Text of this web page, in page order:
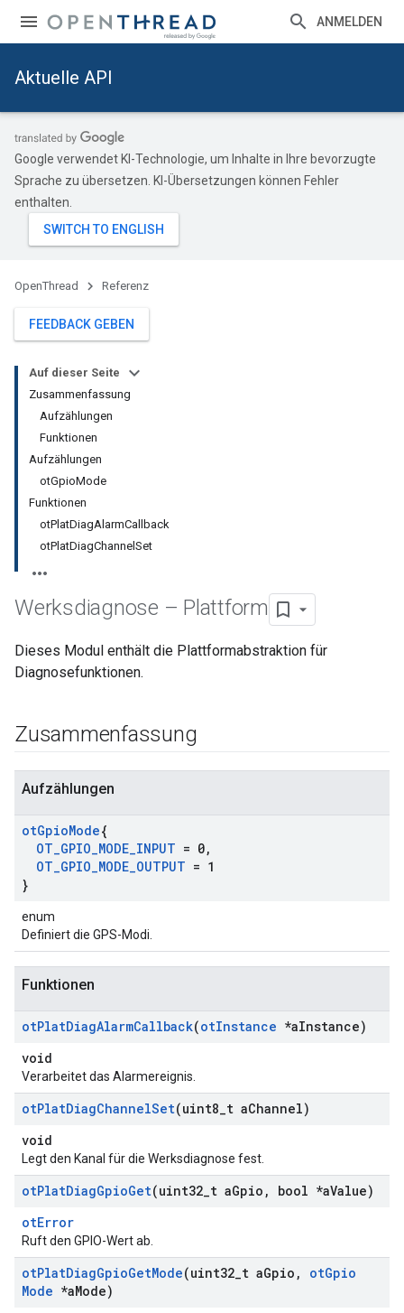
ANMELDEN
Aktuelle API
Google verwendet KI-Technologie, um Inhalte in Ihre bevorzugte
Sprache zu übersetzen. KI-Übersetzungen können Fehler
enthalten.
OpenThread Referenz
FEEDBACK GEBEN
Auf dieser Seite
Zusammenfassung
Aufzählungen
Funktionen
Aufzählungen
otGpioMode
Funktionen
otPlatDiagAlarmCallback
otPlatDiagChannelSet
Werksdiagnose – Plattform
Dieses Modul enthält die Plattformabstraktion für
Diagnosefunktionen.
Zusammenfassung
Aufzählungen
otGpioMode{
OT_GPIO_MODE_INPUT = 0,
OT_GPIO_MODE_OUTPUT = 1
}
enum
Definiert die GPS-Modi.
Funktionen
otPlatDiagAlarmCallback(otInstance *aInstance)
void
Verarbeitet das Alarmereignis.
otPlatDiagChannelSet(uint8 t aChannel)
void
Legt den Kanal für die Werksdiagnose fest.
otPlatDiagGpioGet(uint32 t aGpio , bool *aValue)
otError
Ruft den GPIO-Wert ab.
otPlatDiagGpioGetMode(uint32 t aGpio , otGpio
Mode *aMode)